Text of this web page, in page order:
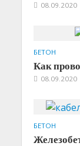
08.09.2020
БЕТОН
Как
08.09.2020
БЕТОН